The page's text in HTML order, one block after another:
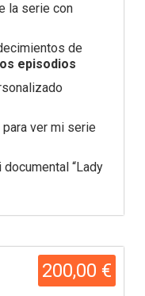
la serie con
de
episodios
ver mi serie
“Lady
200,00 €